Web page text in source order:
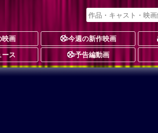
映画 今週の新作映画
ース 予告編動画